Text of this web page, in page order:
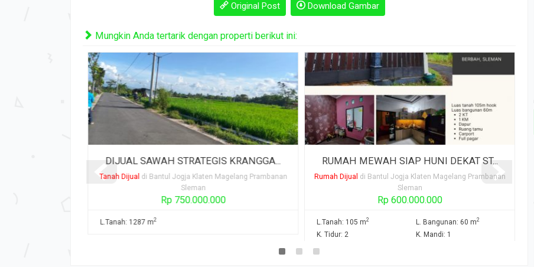
Original Post Download Gambar
Mungkin Anda tertarik dengan properti berikut ini:
DIJUAL SAWAH STRATEGIS KRANGGA...
Tanah Dijual di Bantul Jogja Klaten Magelang Prambanan
Sleman
Rp 750.000.000
L.Tanah: 1287 m2
RUMAH MEWAH SIAP HUNI DEKAT ST...
Rumah Dijual di Bantul Jogja Klaten Magelang Prambanan
Sleman
Rp 600.000.000
L.Tanah: 105 m2 L. Bangunan: 60 m2
K. Tidur: 2 K. Mandi: 1